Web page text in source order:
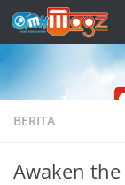
Skip to content
BERITA
Awaken